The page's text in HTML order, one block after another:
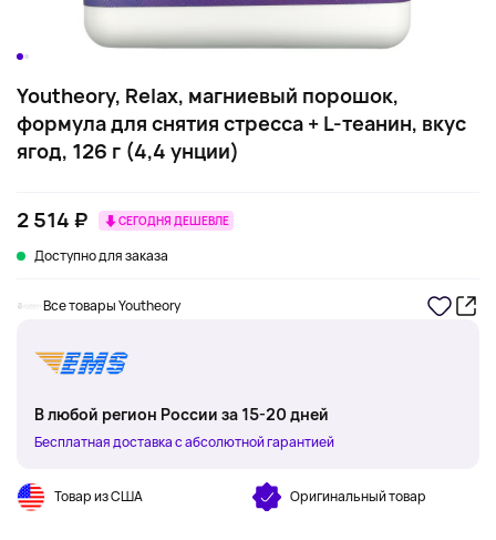
Youtheory, Relax, магниевый порошок,
формула для снятия стресса + L-теанин, вкус
ягод, 126 г (4,4 унции)
2 514 ₽ СЕГОДНЯ ДЕШЕВЛЕ
Доступно для заказа
Все товары Youtheory
В любой регион России за 15-20 дней
Бесплатная доставка с абсолютной гарантией
Товар из США Оригинальный товар